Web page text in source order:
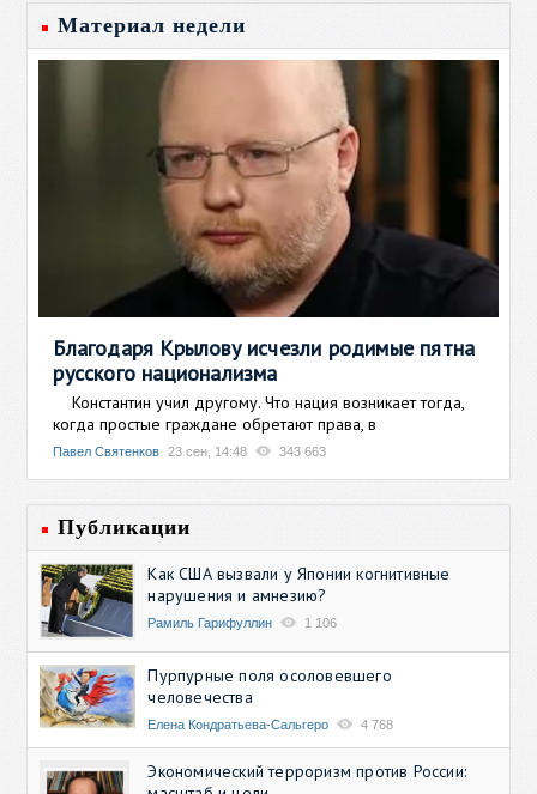
Материал недели
Благодаря Крылову исчезли родимые пятна
русского национализма
Константин учил другому. Что нация возникает тогда,
когда простые граждане обретают права, в
Павел Святенков 23 сен, 14:48 343 663
Публикации
Как США вызвали у Японии когнитивные
нарушения и амнезию?
Рамиль Гарифуллин 1 106
Пурпурные поля осоловевшего
человечества
Елена Кондратьева-Сальгеро 4 768
Экономический терроризм против России: